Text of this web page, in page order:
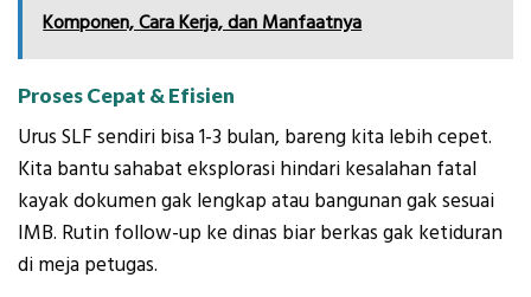
Komponen, Cara Kerja, dan Manfaatnya
Proses Cepat & Efisien
Urus SLF sendiri bisa 1-3 bulan, bareng kita lebih cepet.
Kita bantu sahabat eksplorasi hindari kesalahan fatal
kayak dokumen gak lengkap atau bangunan gak sesuai
IMB. Rutin follow-up ke dinas biar berkas gak ketiduran
di meja petugas.